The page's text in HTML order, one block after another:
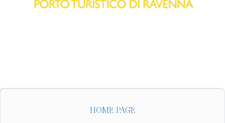
HOME PAGE